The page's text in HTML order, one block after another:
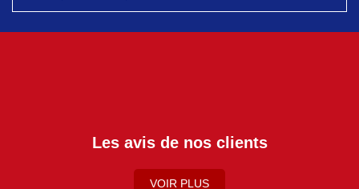
Les avis de nos clients
VOIR PLUS